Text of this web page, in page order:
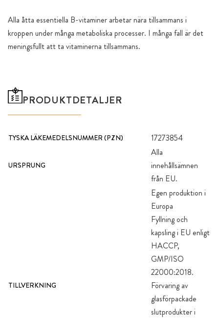
Alla åtta essentiella B-vitaminer arbetar nära tillsammans i
kroppen under många metaboliska processer. I många fall är det
meningsfullt att ta vitaminerna tillsammans.
PRODUKTDETALJER
TYSKA LÄKEMEDELSNUMMER (PZN) 17273854
URSPRUNG
Alla
innehållsämnen
från EU.
TILLVERKNING
Egen produktion i
Europa
Fyllning och
kapsling i EU enligt
HACCP,
GMP/ISO
22000:2018.
Förvaring av
glasförpackade
slutprodukter i